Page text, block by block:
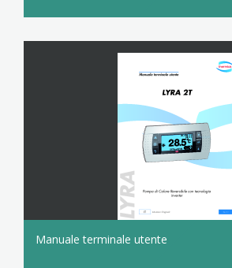
Manuale terminale utente